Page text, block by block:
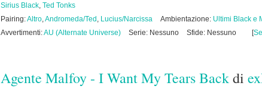
Sirius Black, Ted Tonks
Pairing:Altro,Andromeda/Ted , Lucius/Narcissa Ambientazione: Ultimi Black e
Avvertimenti:AU (Alternate Universe) Serie: Nessuno Sfide: Nessuno [
Agente Malfoy - I Want My Tears Backdi